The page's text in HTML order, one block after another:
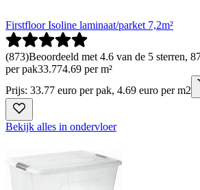
Firstfloor Isoline laminaat/parket 7,2m²
(873)Beoordeeld met 4.6 van de 5 sterren,
per pak33.774.69 per m²
Prijs: 33.77 euro per pak, 4.69 euro per m2
Bekijk alles in ondervloer